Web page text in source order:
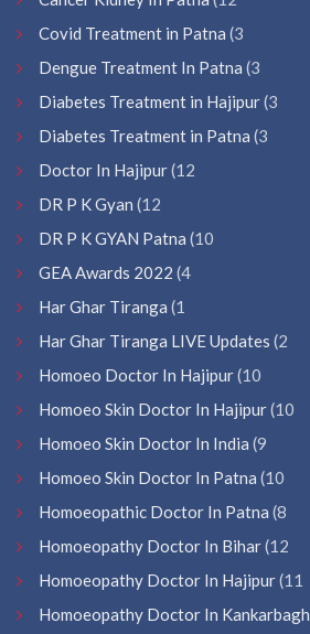
Covid Treatment in Patna (3
Dengue Treatment In Patna (3
Diabetes Treatment in Hajipur(3
Diabetes Treatment in Patna (3
Doctor In Hajipur(12
DR P K Gyan (12
DR P K GYAN Patna (10
GEA Awards 2022 (4
Har Ghar Tiranga (1
Har Ghar Tiranga LIVE Updates (2
Homoeo Doctor In Hajipur(10
Homoeo Skin Doctor In Hajipur(10
Homoeo Skin Doctor In India (9
Homoeo Skin Doctor In Patna (10
Homoeopathic Doctor In Patna (8
Homoeopathy Doctor In Bihar(12
Homoeopathy Doctor In Hajipur(11
Homoeopathy Doctor In Kankarbagh